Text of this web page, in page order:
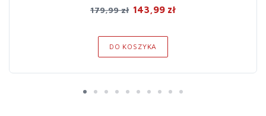
179,99 zł 143,99 zł
DO KOSZYKA